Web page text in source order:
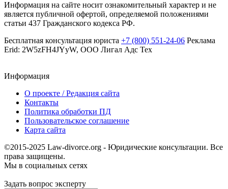
Информация на сайте носит ознакомительный характер и не
является публичной офертой, определяемой положениями
статьи 437 Гражданского кодекса РФ.
Бесплатная консультация юриста +7 (800) 551-24-06 Реклама
Erid: 2W5zFH4JYyW, ООО Лигал Адс Тех
Информация
О проекте / Редакция сайта
Контакты
Политика обработки ПД
Пользовательское соглашение
Карта сайта
©2015-2025 Law-divorce.org - Юридические консультации. Все
права защищены.
Мы в социальных сетях
Задать вопрос эксперту